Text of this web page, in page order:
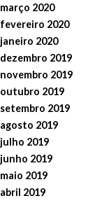
março 2020
fevereiro 2020
janeiro 2020
dezembro 2019
novembro 2019
outubro 2019
setembro 2019
agosto 2019
julho 2019
junho 2019
maio 2019
abril 2019